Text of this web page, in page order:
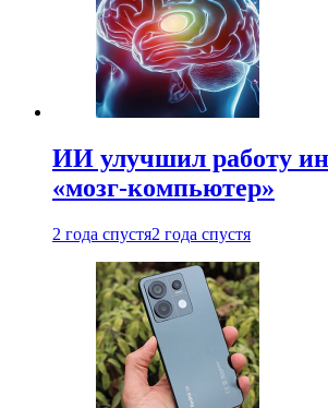
ИИ улучшил работу
«мозг-компьютер»
2 года спустя2 года спустя